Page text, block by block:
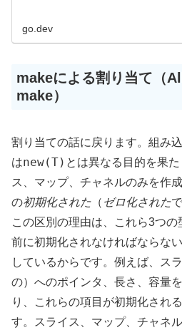
go.dev
makeによる割り当て（
make）
割り当ての話に戻ります。組み
はnew(T) とは異なる目的を果
ス、マップ、チャネルのみを作
の初期化された （ ゼロ化された
この区別の理由は、これら3つの
前に初期化されなければならな
しているからです。例えば、ス
の）へのポインタ、長さ、容量
り、これらの項目が初期化され
す。スライス、マップ、チャネル